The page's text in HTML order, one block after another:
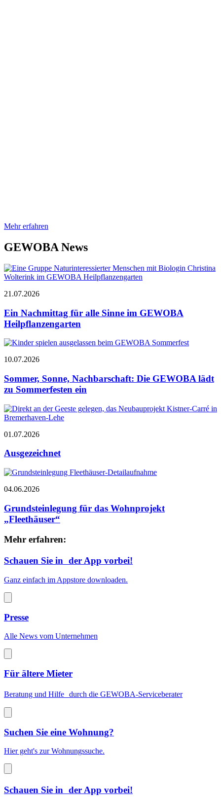
Mehr erfahren
GEWOBA News
21.07.2026
Ein Nachmittag für alle Sinne im GEWOBA
Heilpflanzengarten
10.07.2026
Sommer, Sonne, Nachbarschaft: Die GEWOBA lädt
zu Sommerfesten ein
01.07.2026
Ausgezeichnet
04.06.2026
Grundsteinlegung für das Wohnprojekt
„Fleethäuser“
Mehr erfahren:
Schauen Sie in der App vorbei!
Ganz einfach im Appstore downloaden.
Presse
Alle News vom Unternehmen
Für ältere Mieter
Beratung und Hilfe durch die GEWOBA-Serviceberater
Suchen Sie eine Wohnung?
Hier geht's zur Wohnungssuche.
Schauen Sie in der App vorbei!